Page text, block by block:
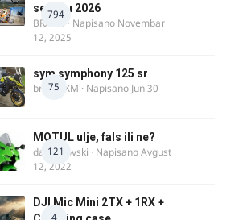
794
sezonu 2026
BRACO · Napisano Novembar
12, 2025
75
sym symphony 125 sr
brankoXM · Napisano Jun 30
121
MOTUL ulje, fals ili ne?
dalipopovski · NapisanoAvgust
12, 2022
4
DJI Mic Mini 2TX + 1RX +